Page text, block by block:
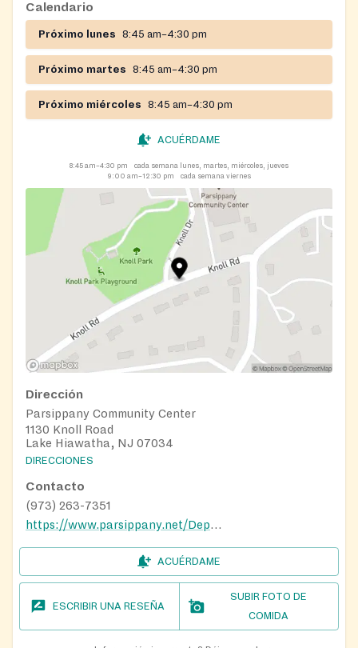
Calendario
Próximo lunes 8:45 am–4:30 pm
Próximo martes 8:45 am–4:30 pm
Próximo miércoles 8:45 am–4:30 pm
ACUÉRDAME
8:45 am–4:30 pm
cada semana lunes, martes, miércoles, jueves
9:00 am–12:30 pm
cada semana viernes
Dirección
Parsippany Community Center
1130 Knoll Road
Lake Hiawatha, NJ 07034
DIRECCIONES
Contacto
(973) 263-7351
https://www.parsippany.net/Departments/health-and-human-services
ACUÉRDAME
ESCRIBIR UNA RESEÑA
SUBIR FOTO DE
COMIDA